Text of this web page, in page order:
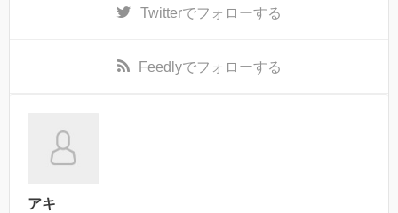
Twitterでフォローする
Feedlyでフォローする
アキ